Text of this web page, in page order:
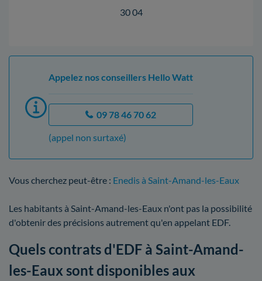
30 04
Appelez nos conseillers Hello Watt
09 78 46 70 62
(appel non surtaxé)
Vous cherchez peut-être : Enedis à Saint-Amand-les-Eaux
Les habitants à Saint-Amand-les-Eaux n'ont pas la possibilité
d'obtenir des précisions autrement qu'en appelant EDF.
Quels contrats d'EDF à Saint-Amand-
les-Eaux sont disponibles aux